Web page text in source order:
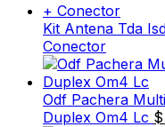
Kit Antena Tda
Conector
Odf Pachera
Duplex Om4 Lc $